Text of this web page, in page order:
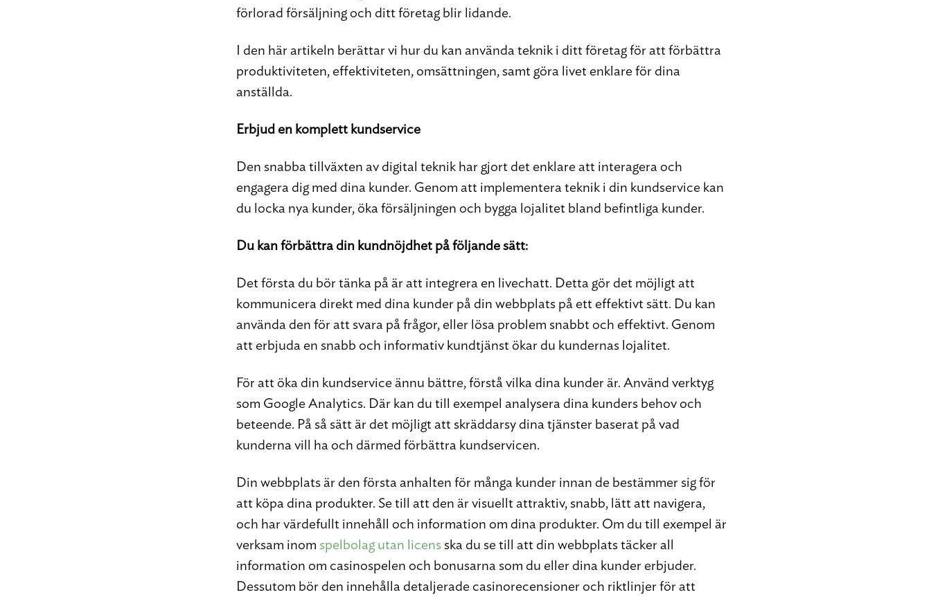
förlorad försäljning och ditt företag blir lidande.
I den här artikeln berättar vi hur du kan använda teknik i ditt företag för att förbättra
produktiviteten, effektiviteten, omsättningen, samt göra livet enklare för dina
anställda.
Erbjud en komplett kundservice
Den snabba tillväxten av digital teknik har gjort det enklare att interagera och
engagera dig med dina kunder. Genom att implementera teknik i din kundservice kan
du locka nya kunder, öka försäljningen och bygga lojalitet bland befintliga kunder.
Du kan förbättra din kundnöjdhet på följande sätt:
Det första du bör tänka på är att integrera en livechatt. Detta gör det möjligt att
kommunicera direkt med dina kunder på din webbplats på ett effektivt sätt. Du kan
använda den för att svara på frågor, eller lösa problem snabbt och effektivt. Genom
att erbjuda en snabb och informativ kundtjänst ökar du kundernas lojalitet.
För att öka din kundservice ännu bättre, förstå vilka dina kunder är. Använd verktyg
som Google Analytics. Där kan du till exempel analysera dina kunders behov och
beteende. På så sätt är det möjligt att skräddarsy dina tjänster baserat på vad
kunderna vill ha och därmed förbättra kundservicen.
Din webbplats är den första anhalten för många kunder innan de bestämmer sig för
att köpa dina produkter. Se till att den är visuellt attraktiv, snabb, lätt att navigera,
och har värdefullt innehåll och information om dina produkter. Om du till exempel är
verksam inom spelbolag utan licens ska du se till att din webbplats täcker all
information om casinospelen och bonusarna som du eller dina kunder erbjuder.
Dessutom bör den innehålla detaljerade casinorecensioner och riktlinjer för att